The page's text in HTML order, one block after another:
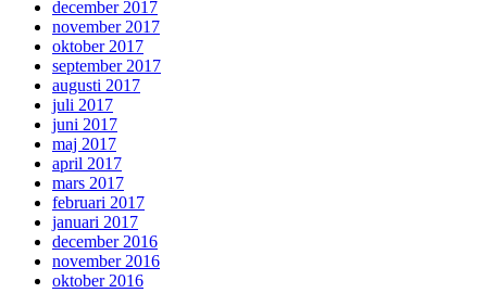
december 2017
november 2017
oktober 2017
september 2017
augusti 2017
juli 2017
juni 2017
maj 2017
april 2017
mars 2017
februari 2017
januari 2017
december 2016
november 2016
oktober 2016